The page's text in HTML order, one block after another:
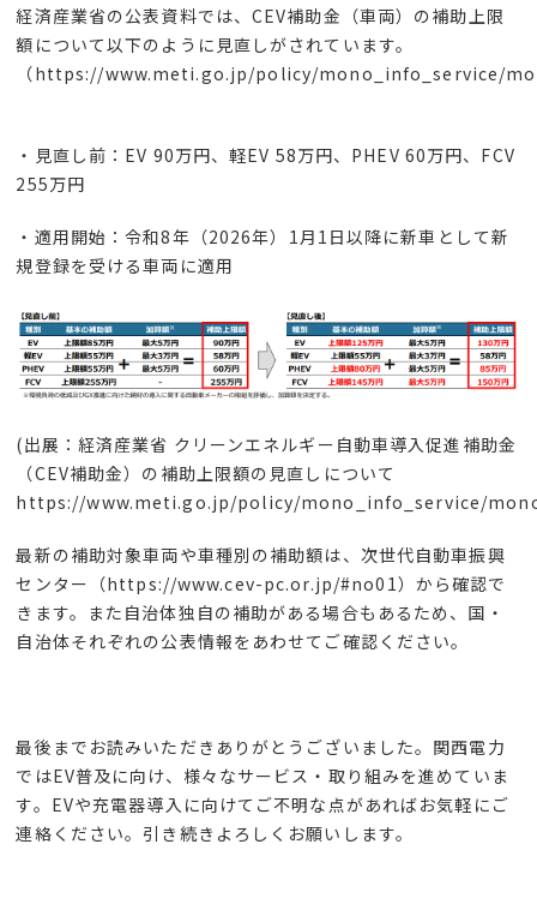
経済産業省の公表資料では、 CEV補助金（車両）の補助上限
額について以下のように見直しがされています。
（https://www.meti.go.jp/policy/mono_info_service/
・見直し前： EV 90万円、軽EV 58万円、 PHEV 60万円、 FCV
255万円
・適用開始：令和8年（2026年） 1 月 1 日以降に新車として新
規登録を受ける車両に適用
(出展：経済産業省 クリーンエネルギー自動車導入促進補助金
（CEV補助金）の補助上限額の見直しについて
https://www.meti.go.jp/policy/mono_info_service/
最新の補助対象車両や車種別の補助額は、次世代自動車振興
センター（https://www.cev-pc.or.jp/#no01）から確認で
きます。また自治体独自の補助がある場合もあるため、国・
自治体それぞれの公表情報をあわせて ご確認 ください。
最後までお読みいただきありがとうございました。関西電力
ではEV普及に向け、様々なサービス・取り組みを進めていま
す。 EVや充電器導入に向けてご不明な点があればお気軽にご
連絡ください。引き続きよろしくお願いします。